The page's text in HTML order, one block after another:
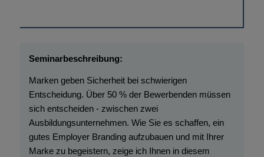
Marken geben Sicherheit bei schwierigen
Entscheidung. Über 50 % der Bewerbenden müssen
sich entscheiden - zwischen zwei
Ausbildungsunternehmen. Wie Sie es schaffen, ein
gutes Employer Branding aufzubauen und mit Ihrer
Marke zu begeistern, zeige ich Ihnen in diesem